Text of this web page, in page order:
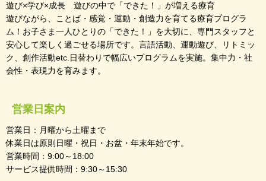
遊び×学び×成長 遊びの中で「できた！」が増える療育
遊びながら、ことば・感覚・運動・創造力を育てる療育プログラ
ム！お子さま一人ひとりの「できた！」を大切に、専門スタッフと
安心して楽しく過ごせる場所です。言語活動、運動遊び、リトミッ
ク、創作活動etc.日替わりで幅広いプログラムを実施。集中力・社
会性・表現力を育みます。
営業日案内
営業日：月曜から土曜まで
休業日は原則日曜・祝日・お盆・年末年始です。
営業時間：9:00～18:00
サービス提供時間：9:30～15:30